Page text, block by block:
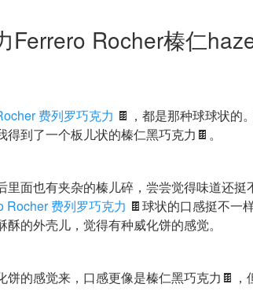
Ferrero Rocher榛仁
费列罗巧克力 🍫，都是那种球球状的
到了一个板儿状的榛仁黑巧克力🍫。
面也有夹杂的榛儿碎，尝尝觉得味道还挺
Rocher 费列罗巧克力 🍫球状的口感挺不一
的外壳儿，觉得有种威化饼的感觉。
饼的感觉来，口感更像是榛仁黑巧克力🍫，